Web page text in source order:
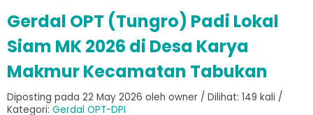
Gerdal OPT (Tungro) Padi Lokal
Siam MK 2026 di Desa Karya
Makmur Kecamatan Tabukan
Diposting pada 22 May 2026 oleh owner / Dilihat: 149 kali /
Kategori: Gerdal OPT-DPI